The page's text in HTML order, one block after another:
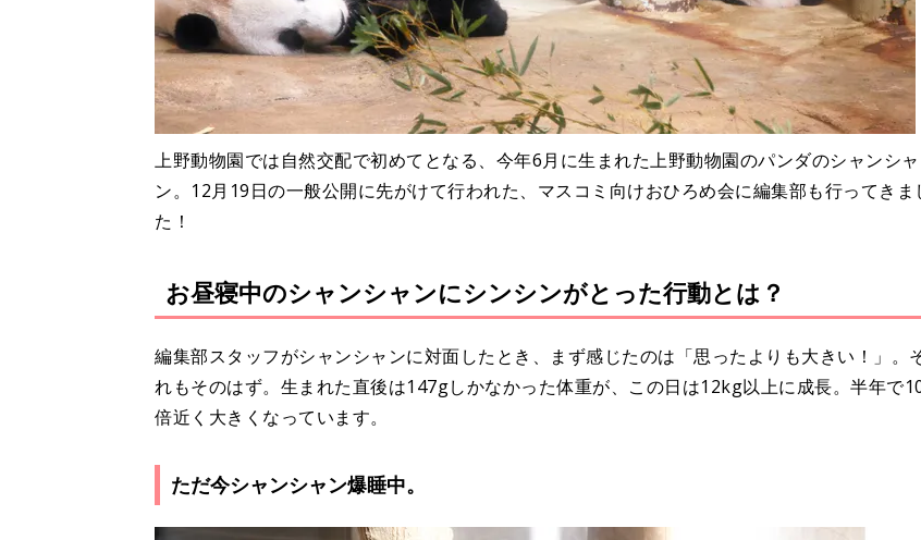
上野動物園では自然交配で初めてとなる、今年6月に生まれた上野動物園のパンダのシャンシャ
ン。12月19日の一般公開に先がけて行われた、マスコミ向けおひろめ会に編集部も行ってきま
た！
お昼寝中のシャンシャンにシンシンがとった行動とは？
編集部スタッフがシャンシャンに対面したとき、まず感じたのは「思ったよりも大きい！」。
れもそのはず。生まれた直後は147gしかなかった体重が、この日は12kg以上に成長。半年で
倍近く大きくなっています。
ただ今シャンシャン爆睡中。